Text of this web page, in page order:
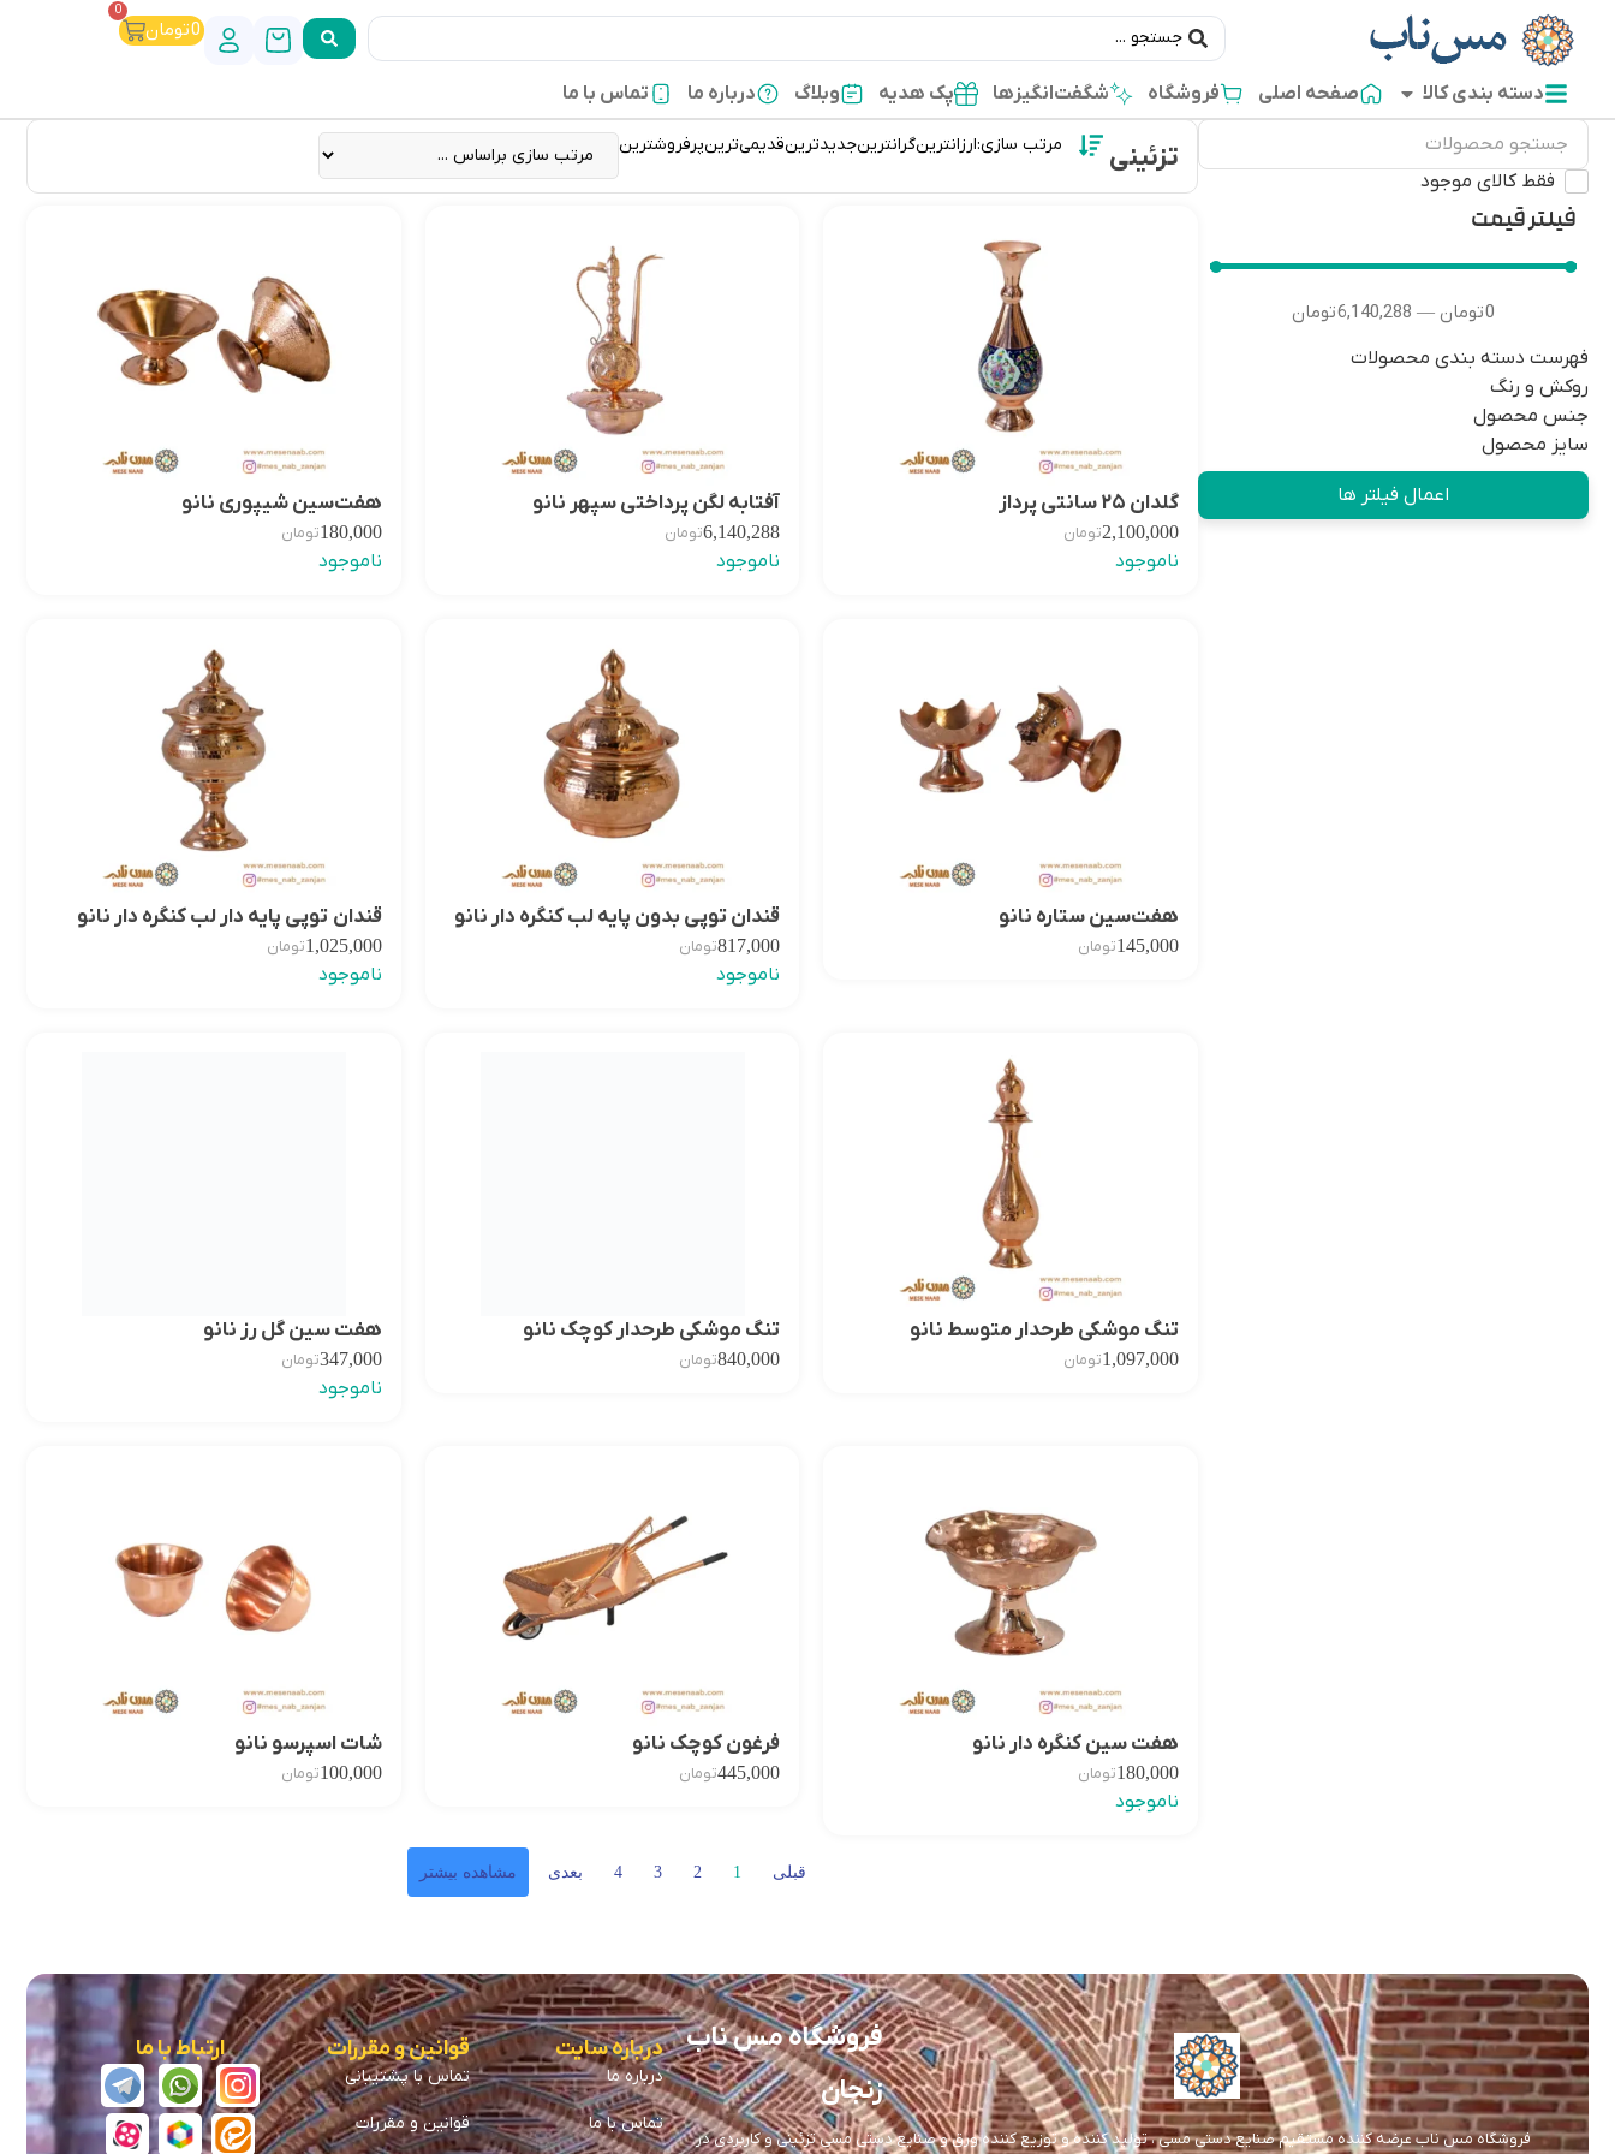
0تومان
0
دسته بندی کالا صفحه اصلی فروشگاه شگفت‌انگیزها پک هدیه وبلاگ درباره ما تماس با ما
فقط کالای موجود
فیلتر قیمت
0تومان —
6,140,288تومان
فهرست دسته بندی محصولات
روکش و رنگ
جنس محصول
سایز محصول
اعمال فیلتر ها
تزئینی مرتب سازی:ارزانترینگرانترینجدیدترینقدیمی‌ترینپرفروشترین
گلدان ۲۵ سانتی پرداز
2,100,000تومان
ناموجود
آفتابه لگن پرداختی سپهر نانو
6,140,288تومان
ناموجود
هفت‌سین شیپوری نانو
180,000تومان
ناموجود
هفت‌سین ستاره نانو
145,000تومان
قندان توپی بدون پایه لب کنگره دار نانو
817,000تومان
ناموجود
قندان توپی پایه دار لب کنگره دار نانو
1,025,000تومان
ناموجود
تنگ موشکی طرحدار متوسط نانو
1,097,000تومان
تنگ موشکی طرحدار کوچک نانو
840,000تومان
هفت سین گل رز نانو
347,000تومان
ناموجود
هفت سین کنگره دار نانو
180,000تومان
ناموجود
فرغون کوچک نانو
445,000تومان
شات اسپرسو نانو
100,000تومان
قبلی 1
2
3
4 بعدی مشاهده بیشتر
فروشگاه مس ناب
زنجان
فروشگاه مس ناب عرضه کننده مستقیم صنایع دستی مسی ، تولید کننده و توزیع کننده ورق و صنایع دستی مسی تزئینی و کاربردی در
درباره سایت
درباره ما
تماس با ما
قوانین و مقررات
تماس با پشتیبانی
قوانین و مقررات
ارتباط با ما